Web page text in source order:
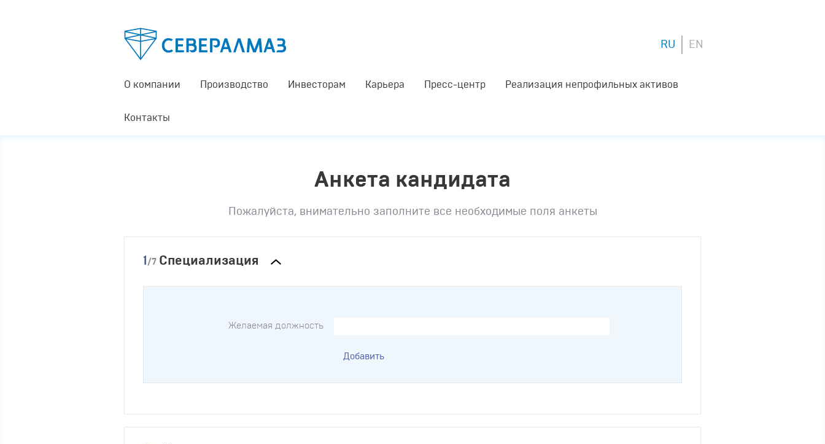
RU EN
О компании Производство Инвесторам Карьера Пресс-центр Реализация непрофильных активов
Контакты
Анкета кандидата
Пожалуйста, внимательно заполните все необходимые поля анкеты
1 /7 Специализация
Желаемая должность
Добавить